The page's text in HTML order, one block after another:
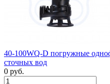
40-100WQ-D погружные
сточных вод
0 руб.